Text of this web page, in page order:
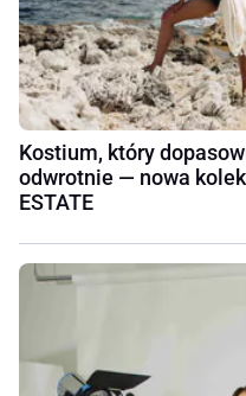
Kostium, który
odwrotnie — nowa
ESTATE